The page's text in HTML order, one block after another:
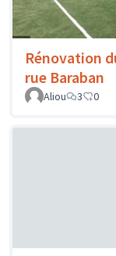
Rénovation
rue Baraban
Aliou
3 0